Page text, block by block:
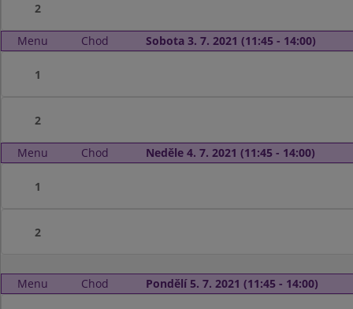
2
Menu Chod Sobota 3. 7. 2021 (11:45 - 14:00)
1
2
Menu Chod Neděle 4. 7. 2021 (11:45 - 14:00)
1
2
Menu Chod Pondělí 5. 7. 2021 (11:45 - 14:00)